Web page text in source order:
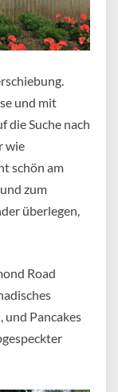
und mit
die Suche nach
wie
schön am
zum
überlegen,
Road
und Pancakes